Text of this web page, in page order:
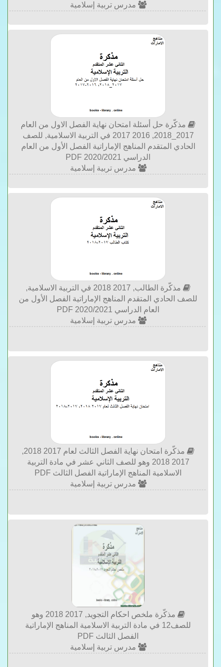
مدرس تربية إسلامية
مذكّرة حل أسئلة امتحان نهاية الفصل الاول من العام
2017_2018, 2016 2017 في التربية الاسلامية, للصف
الحادي المتقدم المناهج الإماراتية الفصل الأول من العام
الدراسي 2020/2021 PDF
مدرس تربية إسلامية
مذكّرة الطالب, 2017 2018 في التربية الاسلامية,
للصف الحادي المتقدم المناهج الإماراتية الفصل الأول من
العام الدراسي 2020/2021 PDF
مدرس تربية إسلامية
مذكّرة امتحان نهاية الفصل الثالث لعام 2017 2018,
2017 2018 وهو للصف الثاني عشر في مادة التربية
الاسلامية المناهج الإماراتية الفصل الثالث PDF
مدرس تربية إسلامية
مذكّرة ملخص احكام التجويد, 2017 2018 وهو
للصف12 في مادة التربية الاسلامية المناهج الإماراتية
الفصل الثالث PDF
مدرس تربية إسلامية